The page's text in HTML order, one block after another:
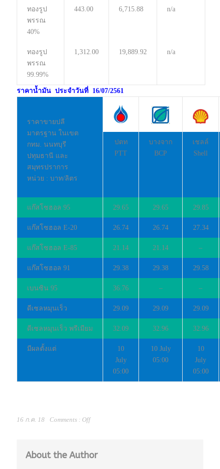
ทองรูป
พรรณ
40%
443.00 6,715.88 n/a
ทองรูป
พรรณ
99.99%
1,312.00 19,889.92 n/a
ราคาน้ำมัน ประจำวันที่ 16/07/2561
ราคาขายปลี
มาตรฐาน ในเขต
กทม. นนทบุรี
ปทุมธานี และ
สมุทรปราการ
หน่วย : บาท/ลิตร
ปตท
PTT
บางจาก
BCP
เชลล์
Shell
แก๊สโซฮอล 95 29.65 29.65 29.85
แก๊สโซฮอล E-20 26.74 26.74 27.34
แก๊สโซฮอล E-85 21.14 21.14 –
แก๊สโซฮอล 91 29.38 29.38 29.58
เบนซิน 95 36.76 – –
ดีเซลหมุนเร็ว 29.09 29.09 29.09
ดีเซลหมุนเร็ว พรีเมียม 32.09 32.96 32.96
มีผลตั้งแต่
10
July
05:00
10 July
05:00
10
July
05:00
16 ก.ค. 18 Comments : Off
About the Author